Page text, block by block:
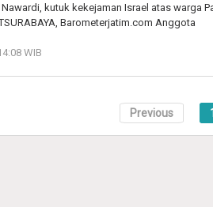
Nawardi, kutuk kekejaman Israel atas warga
Barometerjatim.com Anggota
WIB
Previous 1